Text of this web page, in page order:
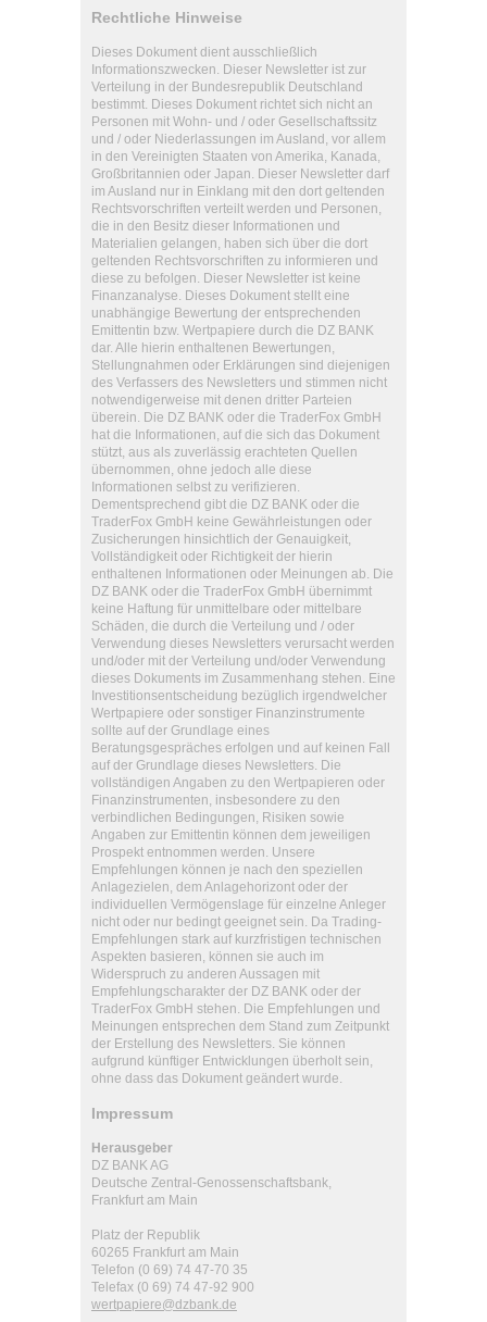
Rechtliche Hinweise
Dieses Dokument dient ausschließlich
Informationszwecken. Dieser Newsletter ist zur
Verteilung in der Bundesrepublik Deutschland
bestimmt. Dieses Dokument richtet sich nicht an
Personen mit Wohn- und / oder Gesellschaftssitz
und / oder Niederlassungen im Ausland, vor allem
in den Vereinigten Staaten von Amerika, Kanada,
Großbritannien oder Japan. Dieser Newsletter darf
im Ausland nur in Einklang mit den dort geltenden
Rechtsvorschriften verteilt werden und Personen,
die in den Besitz dieser Informationen und
Materialien gelangen, haben sich über die dort
geltenden Rechtsvorschriften zu informieren und
diese zu befolgen. Dieser Newsletter ist keine
Finanzanalyse. Dieses Dokument stellt eine
unabhängige Bewertung der entsprechenden
Emittentin bzw. Wertpapiere durch die DZ BANK
dar. Alle hierin enthaltenen Bewertungen,
Stellungnahmen oder Erklärungen sind diejenigen
des Verfassers des Newsletters und stimmen nicht
notwendigerweise mit denen dritter Parteien
überein. Die DZ BANK oder die TraderFox GmbH
hat die Informationen, auf die sich das Dokument
stützt, aus als zuverlässig erachteten Quellen
übernommen, ohne jedoch alle diese
Informationen selbst zu verifizieren.
Dementsprechend gibt die DZ BANK oder die
TraderFox GmbH keine Gewährleistungen oder
Zusicherungen hinsichtlich der Genauigkeit,
Vollständigkeit oder Richtigkeit der hierin
enthaltenen Informationen oder Meinungen ab. Die
DZ BANK oder die TraderFox GmbH übernimmt
keine Haftung für unmittelbare oder mittelbare
Schäden, die durch die Verteilung und / oder
Verwendung dieses Newsletters verursacht werden
und/oder mit der Verteilung und/oder Verwendung
dieses Dokuments im Zusammenhang stehen. Eine
Investitionsentscheidung bezüglich irgendwelcher
Wertpapiere oder sonstiger Finanzinstrumente
sollte auf der Grundlage eines
Beratungsgespräches erfolgen und auf keinen Fall
auf der Grundlage dieses Newsletters. Die
vollständigen Angaben zu den Wertpapieren oder
Finanzinstrumenten, insbesondere zu den
verbindlichen Bedingungen, Risiken sowie
Angaben zur Emittentin können dem jeweiligen
Prospekt entnommen werden. Unsere
Empfehlungen können je nach den speziellen
Anlagezielen, dem Anlagehorizont oder der
individuellen Vermögenslage für einzelne Anleger
nicht oder nur bedingt geeignet sein. Da Trading-
Empfehlungen stark auf kurzfristigen technischen
Aspekten basieren, können sie auch im
Widerspruch zu anderen Aussagen mit
Empfehlungscharakter der DZ BANK oder der
TraderFox GmbH stehen. Die Empfehlungen und
Meinungen entsprechen dem Stand zum Zeitpunkt
der Erstellung des Newsletters. Sie können
aufgrund künftiger Entwicklungen überholt sein,
ohne dass das Dokument geändert wurde.
Impressum
Herausgeber
DZ BANK AG
Deutsche Zentral-Genossenschaftsbank,
Frankfurt am Main
Platz der Republik
60265 Frankfurt am Main
Telefon (0 69) 74 47-70 35
Telefax (0 69) 74 47-92 900
wertpapiere@dzbank.de